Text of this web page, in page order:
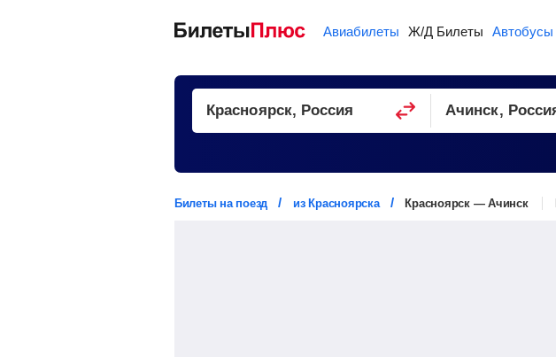
Авиабилеты Ж/Д Билеты Автобусы
Билеты на поезд из Красноярска Красноярск — Ачинск